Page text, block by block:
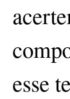
esse